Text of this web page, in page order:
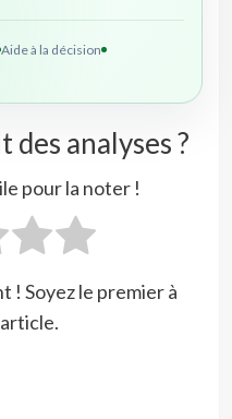
Aide à la décision
des analyses ?
pour la noter !
! Soyez le premier à